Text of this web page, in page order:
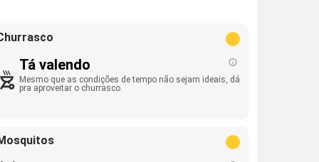
Tá valendo
Mesmo que as condições de tempo não sejam ideais, dá
pra aproveitar o churrasco.